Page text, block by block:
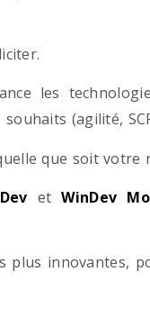
les
(agilité,
que soit votre
et WinDev
plus innovantes,